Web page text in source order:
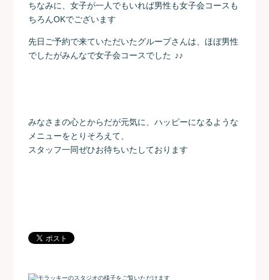
ちなみに、女子が一人でもいれば男性も女子会コースも
ちろんOKでございます
先日ご予約で来ていただいたグループさんは、ほぼ男性
でしたがみんなで女子会コースでした ♪♪
みなさまの心とからだが元気に、ハッピーになるような
メニューをとりそろえて、
スタッフ一同ぜひお待ちいたしております